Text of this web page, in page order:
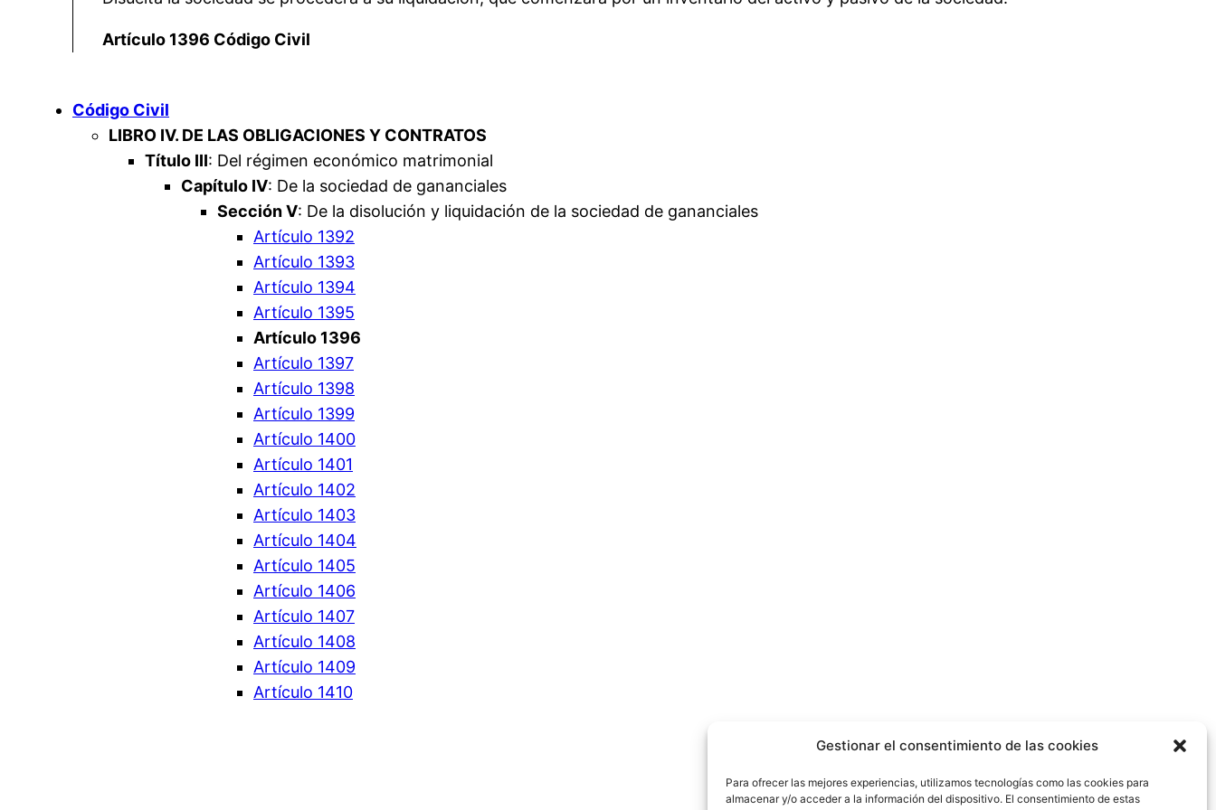
Gestionar el consentimiento de las cookies
Para ofrecer las mejores experiencias, utilizamos tecnologías como las cookies para
almacenar y/o acceder a la información del dispositivo. El consentimiento de estas
Artículo 1396 Código Civil
Código Civil
LIBRO IV. DE LAS OBLIGACIONES Y CONTRATOS
Título III: Del régimen económico matrimonial
Capítulo IV: De la sociedad de gananciales
Sección V: De la disolución y liquidación de la sociedad de gananciales
Artículo 1392
Artículo 1393
Artículo 1394
Artículo 1395
Artículo 1396
Artículo 1397
Artículo 1398
Artículo 1399
Artículo 1400
Artículo 1401
Artículo 1402
Artículo 1403
Artículo 1404
Artículo 1405
Artículo 1406
Artículo 1407
Artículo 1408
Artículo 1409
Artículo 1410